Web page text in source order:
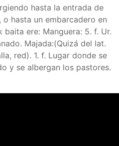
hasta la entrada de
hasta un embarcadero en
ere: Manguera: 5. f. Ur.
Majada:(Quizá del lat.
red). 1. f. Lugar donde se
y se albergan los pastores.